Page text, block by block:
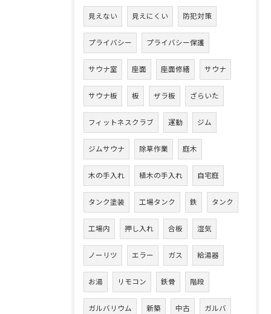
見えない 見えにくい 防犯対策
プライバシー プライバシー保護
サウナ室 座面 座面修繕 サウナ
サウナ板 板 ザラ板 ざらいた
フィットネスクラブ 運動 ジム
ジムサウナ 除草作業 庭木
木の手入れ 植木の手入れ 自宅庭
タンク塗装 工場タンク 鉄 タンク
工場内 押し入れ 合板 湿気
ノーリツ エラー ガス 給湯器
お湯 リモコン 鉄骨 階段
ガルバリウム 新築 中古 ガルバ